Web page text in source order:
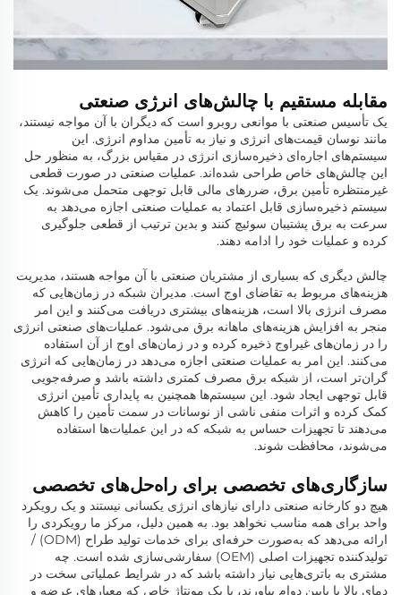
مقابله مستقیم با چالش‌های انرژی صنعتی
یک تأسیس صنعتی با موانعی روبرو است که دیگران با آن مواجه نیستند،
مانند نوسان قیمت‌های انرژی و نیاز به تأمین مداوم انرژی. این
سیستم‌های اجاره‌ای ذخیره‌سازی انرژی در مقیاس بزرگ، به منظور حل
این چالش‌های خاص طراحی شده‌اند. عملیات صنعتی در صورت قطعی
غیرمنتظره تأمین برق، ضررهای مالی قابل توجهی متحمل می‌شوند. یک
سیستم ذخیره‌سازی قابل اعتماد به عملیات صنعتی اجازه می‌دهد به
سرعت به برق پشتیبان سوئیچ کنند و بدین ترتیب از قطعی جلوگیری
کرده و عملیات خود را ادامه دهند.
چالش دیگری که بسیاری از مشتریان صنعتی با آن مواجه هستند، مدیریت
هزینه‌های مربوط به تقاضای اوج است. مدیران شبکه در زمان‌هایی که
مصرف انرژی بالا است، هزینه‌های بیشتری دریافت می‌کنند و این امر
منجر به افزایش هزینه‌های ماهانه برق می‌شود. عملیات‌های صنعتی انرژی
را در زمان‌های غیراوج ذخیره کرده و در زمان‌های اوج از آن استفاده
می‌کنند. این امر به عملیات صنعتی اجازه می‌دهد در زمان‌هایی که انرژی
گران‌تر است، از شبکه برق مصرف کمتری داشته باشد و صرفه‌جویی
قابل توجهی ایجاد شود. این سیستم‌ها همچنین به پایداری تأمین انرژی
کمک کرده و اثرات منفی ناشی از نوسانات در سمت تأمین را کاهش
می‌دهند تا تجهیزات حساس به شبکه که در این عملیات‌ها استفاده
می‌شوند، محافظت شوند.
سازگاری‌های تخصصی برای راه‌حل‌های تخصصی
هیچ دو کارخانه صنعتی دارای نیازهای انرژی یکسانی نیستند و یک رویکرد
واحد برای همه مناسب نخواهد بود. به همین دلیل، مرکز ما رویکردی را
ارائه می‌دهد که به‌صورت حرفه‌ای برای خدمات تولید طراح (ODM) /
تولیدکننده تجهیزات اصلی (OEM) سفارشی‌سازی شده است. چه
مشتری به باتری‌هایی نیاز داشته باشد که در شرایط عملیاتی سخت در
دمای بالا یا پایین دوام بیاورند، یا یک مونتاژ خاص که معیارهای عرضه و